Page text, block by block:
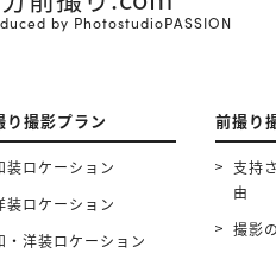
by PhotostudioPASSION
り撮影プラン
装ロケーション
装ロケーション
・洋装ロケーション
前撮り
支持
由
撮影